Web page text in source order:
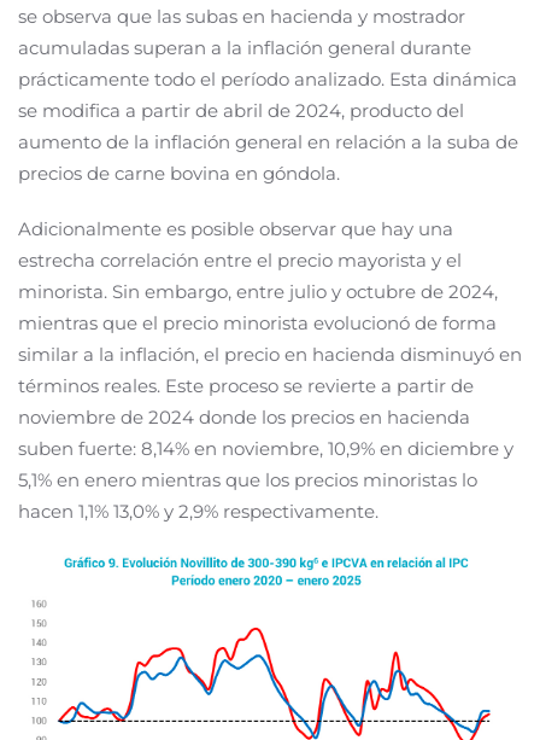
se observa que las subas en hacienda y mostrador
acumuladas superan a la inflación general durante
prácticamente todo el período analizado. Esta dinámica
se modifica a partir de abril de 2024, producto del
aumento de la inflación general en relación a la suba de
precios de carne bovina en góndola.
Adicionalmente es posible observar que hay una
estrecha correlación entre el precio mayorista y el
minorista. Sin embargo, entre julio y octubre de 2024,
mientras que el precio minorista evolucionó de forma
similar a la inflación, el precio en hacienda disminuyó en
términos reales. Este proceso se revierte a partir de
noviembre de 2024 donde los precios en hacienda
suben fuerte: 8,14% en noviembre, 10,9% en diciembre y
5,1% en enero mientras que los precios minoristas lo
hacen 1,1% 13,0% y 2,9% respectivamente.